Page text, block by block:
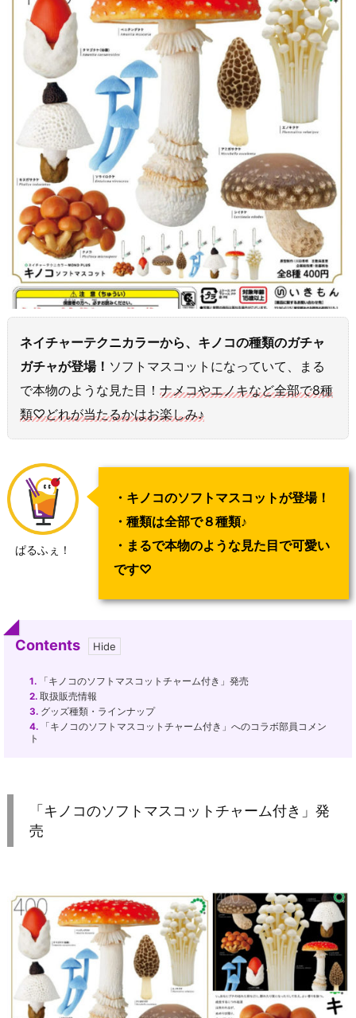
ネイチャーテクニカラーから、キノコの種類のガチャ
ガチャが登場！ ソフトマスコットになっていて、まる
で本物のような見た目！ ナメコやエノキなど全部で8種
類♡どれが当たるかはお楽しみ♪
ぱるふぇ！
・キノコのソフトマスコットが登場！
・種類は全部で８種類♪
・まるで本物のような見た目で可愛い
です♡
Contents
1. 「キノコのソフトマスコットチャーム付き」発売
2. 取扱販売情報
3. グッズ種類・ラインナップ
4. 「キノコのソフトマスコットチャーム付き」へのコラボ部員コメン
ト
「キノコのソフトマスコットチャーム付き」発
売